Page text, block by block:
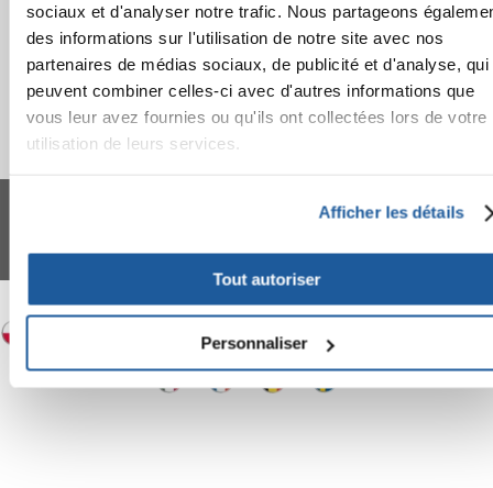
sociaux et d'analyser notre trafic. Nous partageons
des informations sur l'utilisation de notre site avec nos
partenaires de médias sociaux, de publicité et d'analyse, qui
peuvent combiner celles-ci avec d'autres informations que
vous leur avez fournies ou qu'ils ont collectées lors de votre
utilisation de leurs services.
Afficher les détails
Tout autoriser
Personnaliser
Mahlow (Germania) - P.IVA DE317667035
© 2024-2026 FERA 24 UG.